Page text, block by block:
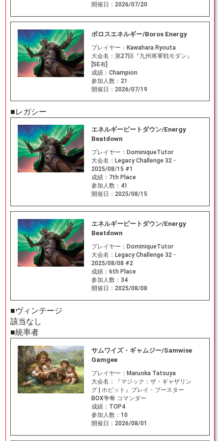
開催日： 2026/07/20
ボロスエネルギー/Boros Energy
プレイヤー： Kawahara Ryouta
大会名： 第27回『九州将軍戦モダン』
[SE有]
成績： Champion
参加人数： 21
開催日： 2026/07/19
■レガシー
エネルギービートダウン/Energy
Beatdown
プレイヤー： DominiqueTutor
大会名： Legacy Challenge 32 -
2025/08/15 #1
成績： 7th Place
参加人数： 41
開催日： 2025/08/15
エネルギービートダウン/Energy
Beatdown
プレイヤー： DominiqueTutor
大会名： Legacy Challenge 32 -
2025/08/08 #2
成績： 6th Place
参加人数： 34
開催日： 2025/08/08
■ヴィンテージ
該当なし
■統率者
サムワイズ・ギャムジー/Samwise
Gamgee
プレイヤー： Maruoka Tatsuya
大会名：
『マジック：ザ・ギャザリン
グ | ホビット』プレイ・ブースター
BOX争奪 コマンダー
成績： TOP4
参加人数： 10
開催日： 2026/08/01